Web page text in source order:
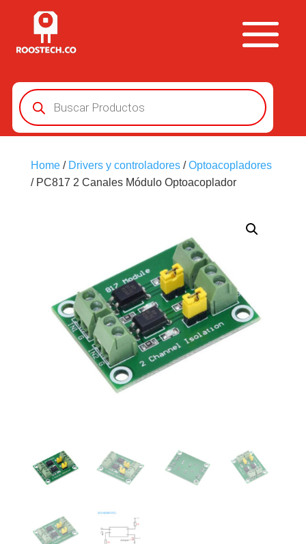
Búsqueda
de
productos
Home/ Drivers y controladores/Optoacopladores
/ PC817 2 Canales Módulo Optoacoplador